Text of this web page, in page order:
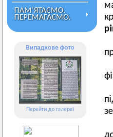
ПАМ’ЯТАЄМО.
ПЕРЕМАГАЄМО.
Випадкове фото
Перейти до галереї